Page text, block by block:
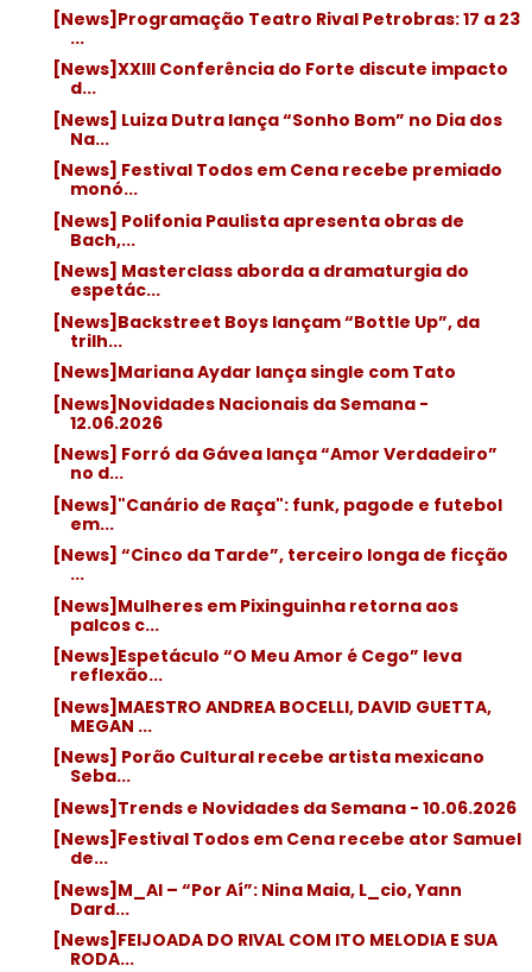
[News]Programação Teatro Rival Petrobras: 17 a 23
...
[News]XXIII Conferência do Forte discute impacto
d...
[News] Luiza Dutra lança “Sonho Bom” no Dia dos
Na...
[News] Festival Todos em Cena recebe premiado
monó...
[News] Polifonia Paulista apresenta obras de
Bach,...
[News] Masterclass aborda a dramaturgia do
espetác...
[News]Backstreet Boys lançam “Bottle Up”, da
trilh...
[News]Mariana Aydar lança single com Tato
[News]Novidades Nacionais da Semana -
12.06.2026
[News] Forró da Gávea lança “Amor Verdadeiro”
no d...
[News]"Canário de Raça": funk, pagode e futebol
em...
[News] “Cinco da Tarde”, terceiro longa de ficção
...
[News]Mulheres em Pixinguinha retorna aos
palcos c...
[News]Espetáculo “O Meu Amor é Cego” leva
reflexão...
[News]MAESTRO ANDREA BOCELLI, DAVID GUETTA,
MEGAN ...
[News] Porão Cultural recebe artista mexicano
Seba...
[News]Trends e Novidades da Semana - 10.06.2026
[News]Festival Todos em Cena recebe ator Samuel
de...
[News]M_AI – “Por Aí”: Nina Maia, L_cio, Yann
Dard...
[News]FEIJOADA DO RIVAL COM ITO MELODIA E SUA
RODA...